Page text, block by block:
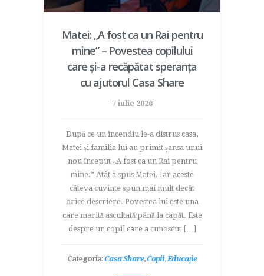
Matei: „A fost ca un Rai pentru
mine” – Povestea copilului
care și-a recăpătat speranța
cu ajutorul Casa Share
7 iulie 2026
După ce un incendiu le-a distrus casa,
Matei și familia lui au primit șansa unui
nou început „A fost ca un Rai pentru
mine.” Atât a spus Matei. Iar aceste
câteva cuvinte spun mai mult decât
orice descriere. Povestea lui este una
care merită ascultată până la capăt. Este
despre un copil care a cunoscut […]
Categoria:Casa Share,Copii,Educație